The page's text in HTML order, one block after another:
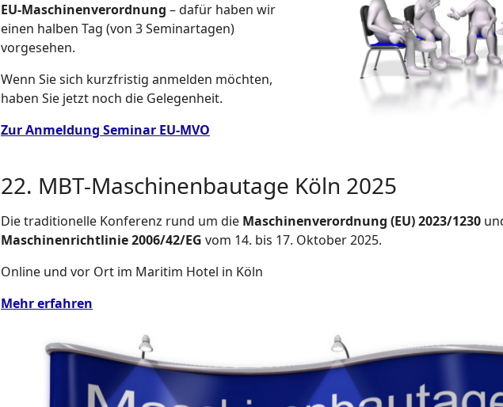
EU-Maschinenverordnung – dafür haben wir
einen halben Tag (von 3 Seminartagen)
vorgesehen.
Wenn Sie sich kurzfristig anmelden möchten,
haben Sie jetzt noch die Gelegenheit.
Zur Anmeldung Seminar EU-MVO
22. MBT-Maschinenbautage Köln 2025
Die traditionelle Konferenz rund um die Maschinenverordnung (EU) 2023/1230
Maschinenrichtlinie 2006/42/EG vom 14. bis 17. Oktober 2025.
Online und vor Ort im Maritim Hotel in Köln
Mehr erfahren